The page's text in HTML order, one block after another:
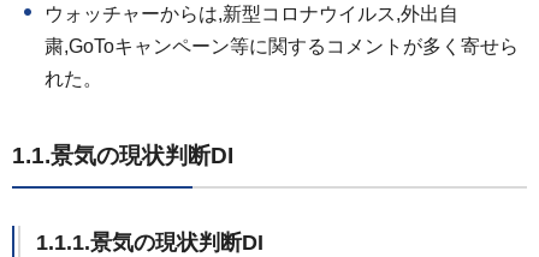
ウォッチャーからは,新型コロナウイルス,外出自
粛,GoToキャンペーン等に関するコメントが多く寄せら
れた。
1.1.景気の現状判断DI
1.1.1.景気の現状判断DI